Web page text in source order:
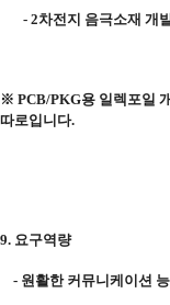
- 2차전지 음극소재 개
※ PCB/PKG용 일렉포일
따로입니다.
9. 요구역량
- 원활한 커뮤니케이션 능